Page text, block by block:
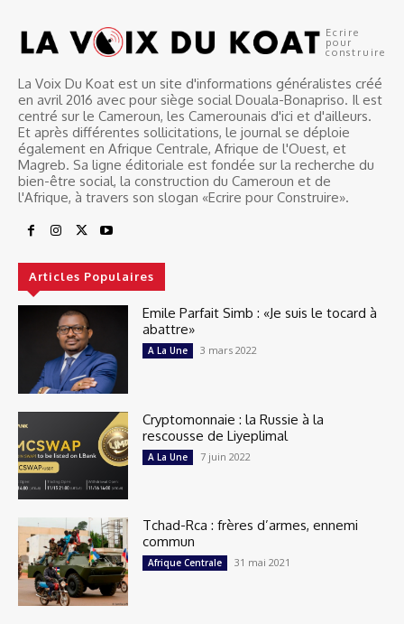
Ecrire
pour
construire
La Voix Du Koat est un site d'informations généralistes créé
en avril 2016 avec pour siège social Douala-Bonapriso. Il est
centré sur le Cameroun, les Camerounais d'ici et d'ailleurs.
Et après différentes sollicitations, le journal se déploie
également en Afrique Centrale, Afrique de l'Ouest, et
Magreb. Sa ligne éditoriale est fondée sur la recherche du
bien-être social, la construction du Cameroun et de
l'Afrique, à travers son slogan «Ecrire pour Construire».
Articles Populaires
Emile Parfait Simb : «Je suis le tocard à
abattre»
A La Une 3 mars 2022
Cryptomonnaie : la Russie à la
rescousse de Liyeplimal
A La Une 7 juin 2022
Tchad-Rca : frères d’armes, ennemi
commun
Afrique Centrale 31 mai 2021